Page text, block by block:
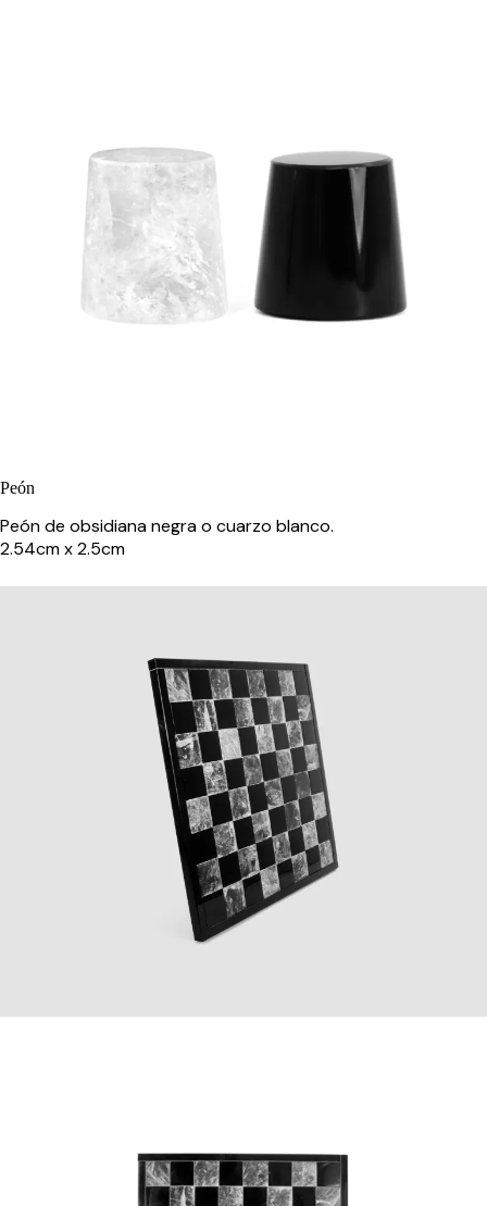
Peón
Peón de obsidiana negra o cuarzo blanco.
2.54cm x 2.5cm